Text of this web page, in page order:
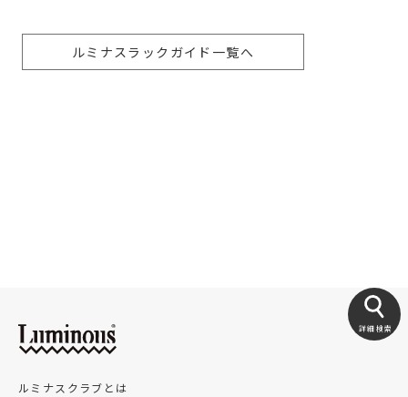
ルミナスラックガイド一覧へ
詳細検索
ルミナスクラブとは